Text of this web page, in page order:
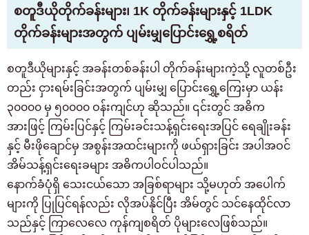
စတူဒီယိုတိုက်ခန်းများ၊ 1K တိုက်ခန်းများနှင့် 1LDK
တိုက်ခန်းများအတွက် ပျမ်းမျှပြောင်းရွှေ့စရိတ်
စတူဒီယိုများနှင့် အခန်းတစ်ခန်းပါ တိုက်ခန်းများကဲ့သို့ လူတစ်ဦး
တည်း ငှားရမ်းခြင်းအတွက် ပျမ်းမျှ ပြောင်းရွှေ့ကြေးမှာ ယန်း
၃၀၀၀၀ မှ ၅၀၀၀၀ ဝန်းကျင်ဟု ဆိုသည်။ ၎င်းတွင် အဓိက
အားဖြင့် ကြမ်းပြင်နှင့် ကြမ်းခင်းသန့်ရှင်းရေးအပြင် ရေချိုးခန်း
နှင့် မီးဖိုချောင်မှ အစွန်းအထင်းများကို ဖယ်ရှားခြင်း အပါအဝင်
အိမ်သန့်ရှင်းရေးခများ အဓိကပါဝင်ပါသည်။
နောက်ခံပုံရှိ သေးငယ်သော အခြစ်ရာများ သို့မဟုတ် အပေါက်
များကို ပြုပြင်ရန်လည်း လိုအပ်နိုင်ပြီး အိမ်တွင် သင်နေထိုင်လာ
သည်နှင့် ကြာလေလေ ကုန်ကျစရိတ် ပိုများလေဖြစ်သည်။